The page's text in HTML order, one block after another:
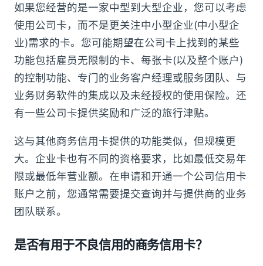
如果您经营的是一家中型到大型企业，您可以考虑
使用公司卡，而不是更关注中小型企业(中小型企
业)需求的卡。您可能期望在公司卡上找到的某些
功能包括雇员无限制的卡、每张卡(以及整个账户)
的控制功能、专门的业务客户经理或服务团队、与
业务财务软件的集成以及未经授权的使用保险。还
有一些公司卡提供奖励和广泛的旅行津贴。
这与其他商务信用卡提供的功能类似，但规模更
大。企业卡也有不同的资格要求，比如最低交易年
限或最低年营业额。在申请和开通一个公司信用卡
账户之前，您通常需要提交查询并与提供商的业务
团队联系。
是否有用于不良信用的商务信用卡？